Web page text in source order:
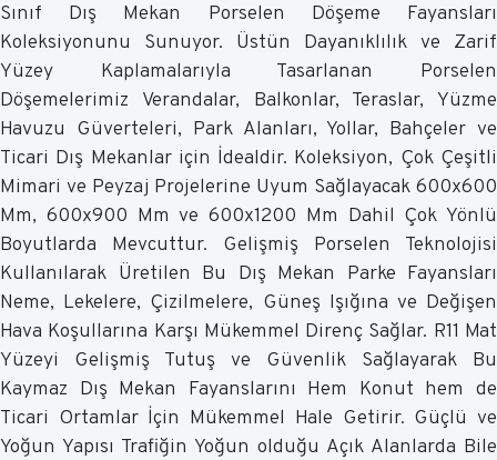
Sınıf Dış Mekan Porselen Döşeme Fayansları
Koleksiyonunu Sunuyor. Üstün Dayanıklılık ve Zarif
Yüzey Kaplamalarıyla Tasarlanan Porselen
Döşemelerimiz Verandalar, Balkonlar, Teraslar, Yüzme
Havuzu Güverteleri, Park Alanları, Yollar, Bahçeler ve
Ticari Dış Mekanlar için İdealdir. Koleksiyon, Çok Çeşitli
Mimari ve Peyzaj Projelerine Uyum Sağlayacak 600x600
Mm, 600x900 Mm ve 600x1200 Mm Dahil Çok Yönlü
Boyutlarda Mevcuttur. Gelişmiş Porselen Teknolojisi
Kullanılarak Üretilen Bu Dış Mekan Parke Fayansları
Neme, Lekelere, Çizilmelere, Güneş Işığına ve Değişen
Hava Koşullarına Karşı Mükemmel Direnç Sağlar. R11 Mat
Yüzeyi Gelişmiş Tutuş ve Güvenlik Sağlayarak Bu
Kaymaz Dış Mekan Fayanslarını Hem Konut hem de
Ticari Ortamlar İçin Mükemmel Hale Getirir. Güçlü ve
Yoğun Yapısı Trafiğin Yoğun olduğu Açık Alanlarda Bile